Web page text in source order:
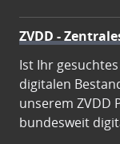
ZVDD -
Ist Ihr
digitalen
unserem ZVDD
bundesweit